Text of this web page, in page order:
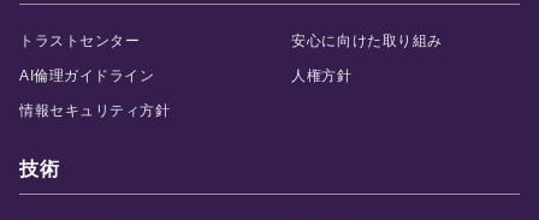
トラストセンター 安心に向けた取り組み
AI倫理ガイドライン 人権方針
情報セキュリティ方針
技術